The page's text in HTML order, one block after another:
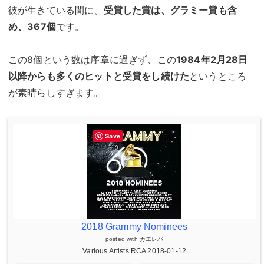
彼が生きている間に、 受賞した賞は、グラミー賞も含
め、367個です。
この8個という数は序章に過ぎず、この1984年2月28日
以降からも多くのヒットと受賞をし続けたというところ
が素晴らしすぎます。
2018 Grammy Nominees
posted with カエレバ
Various Artists RCA 2018-01-12
Save